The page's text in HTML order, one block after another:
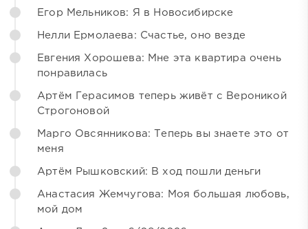
Егор Мельников: Я в Новосибирске
Нелли Ермолаева: Счастье, оно везде
Евгения Хорошева: Мне эта квартира очень
понравилась
Артём Герасимов теперь живёт с Вероникой
Строгоновой
Марго Овсянникова: Теперь вы знаете это от
меня
Артём Рышковский: В ход пошли деньги
Анастасия Жемчугова: Моя большая любовь,
мой дом